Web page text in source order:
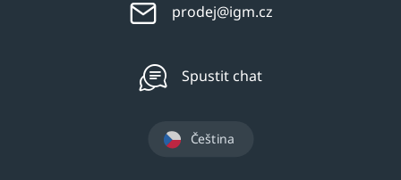
prodej@igm.cz
Spustit chat
Čeština